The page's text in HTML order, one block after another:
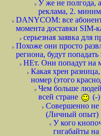
У же не полгода,
реклама, 2.
DANYCOM: все
момента доставки SIM-
серьезная заявка для
Похоже они просто
региона, будут
НЕт. Они попадут на
Какая хрен
номер (этого
Чем больше
всей стране
(-)
Совершенно не
(Личный опыт)
У кого
гигабайты